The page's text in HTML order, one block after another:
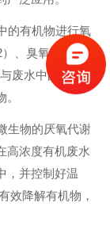
的有机物进行氧
、臭氧（O3）
废水中的有机物
生物的厌氧代谢
高浓度有机废水
，并控制好温
效降解有机物，